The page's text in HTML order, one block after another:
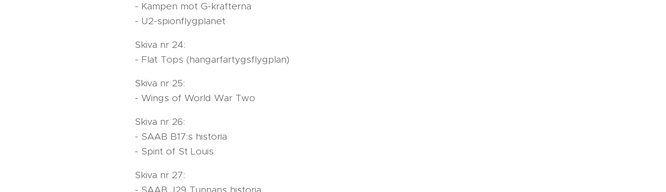
- Kampen mot G-krafterna
- U2-spionflygplanet
Skiva nr 24:
- Flat Tops (hangarfartygsflygplan)
Skiva nr 25:
- Wings of World War Two
Skiva nr 26:
- SAAB B17:s historia
- Spirit of St Louis
Skiva nr 27: